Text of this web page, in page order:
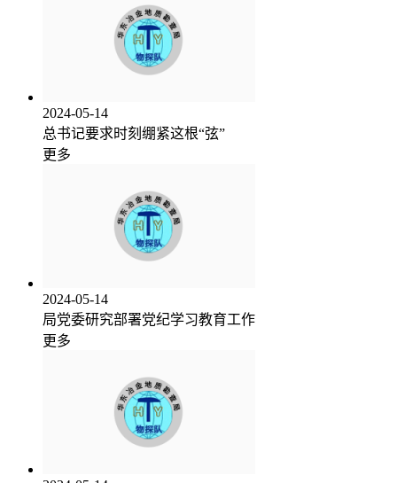
2024-05-14
总书记要求时刻绷紧这根“弦”
更多
2024-05-14
局党委研究部署党纪学习教育工作
更多